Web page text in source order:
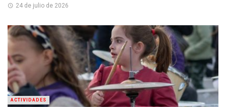
24 de julio de 2026
ACTIVIDADES